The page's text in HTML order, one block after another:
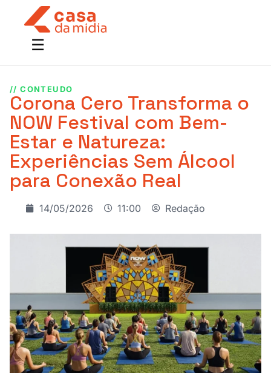
// CONTEUDO
Corona Cero Transforma o
NOW Festival com Bem-
Estar e Natureza:
Experiências Sem Álcool
para Conexão Real
14/05/2026 11:00 Redação